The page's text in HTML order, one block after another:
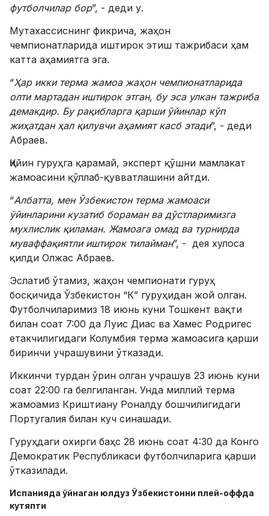
футболчилар бор”, - деди у.
Мутахассиснинг фикрича, жаҳон
чемпионатларида иштирок этиш тажрибаси ҳам
катта аҳамиятга эга.
“Ҳар икки терма жамоа жаҳон чемпионатларида
олти мартадан иштирок этган, бу эса улкан тажриба
демакдир. Бу рақибларга қарши ўйинлар кўп
жиҳатдан ҳал қилувчи аҳамият касб этади”, - деди
Абраев.
Қийин гуруҳга қарамай, эксперт қўшни мамлакат
жамоасини қўллаб-қувватлашини айтди.
“Албатта, мен Ўзбекистон терма жамоаси
ўйинларини кузатиб бораман ва дўстларимизга
мухлислик қиламан. Жамоага омад ва турнирда
муваффақиятли иштирок тилайман”, - дея хулоса
қилди Олжас Абраев.
Эслатиб ўтамиз, жаҳон чемпионати гуруҳ
босқичида Ўзбекистон “К” гуруҳидан жой олган.
Футболчиларимиз 18 июнь куни Тошкент вақти
билан соат 7:00 да Луис Диас ва Хамес Родригес
етакчилигидаги Колумбия терма жамоасига қарши
биринчи учрашувини ўтказади.
Иккинчи турдан ўрин олган учрашув 23 июнь куни
соат 22:00 га белгиланган. Унда миллий терма
жамоамиз Криштиану Роналду бошчилигидаги
Португалия билан куч синашади.
Гуруҳдаги охирги баҳс 28 июнь соат 4:30 да Конго
Демократик Республикаси футболчиларига қарши
ўтказилади.
Испанияда ўйнаган юлдуз Ўзбекистонни плей-оффда
кутяпти